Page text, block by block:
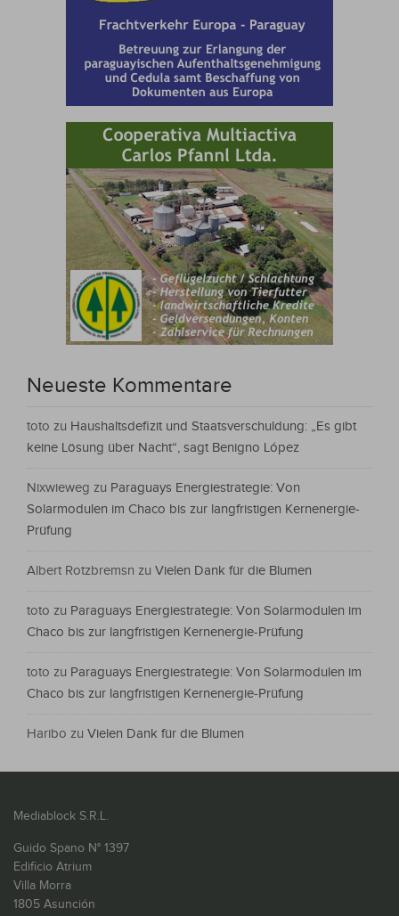
Neueste Kommentare
toto zu Haushaltsdefizit und Staatsverschuldung: „Es gibt
keine Lösung über Nacht“, sagt Benigno López
Nixwieweg zu Paraguays Energiestrategie: Von
Solarmodulen im Chaco bis zur langfristigen Kernenergie-
Prüfung
Albert Rotzbremsn zu Vielen Dank für die Blumen
toto zu Paraguays Energiestrategie: Von Solarmodulen im
Chaco bis zur langfristigen Kernenergie-Prüfung
toto zu Paraguays Energiestrategie: Von Solarmodulen im
Chaco bis zur langfristigen Kernenergie-Prüfung
Haribo zu Vielen Dank für die Blumen
Mediablock S.R.L.
Guido Spano N° 1397
Edificio Atrium
Villa Morra
1805 Asunción